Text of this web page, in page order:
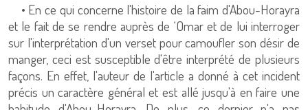
• En ce qui concerne l'histoire de la faim d'Abou-Horayra
et le fait de se rendre auprès de ‘Omar et de lui interroger
sur l'interprétation d'un verset pour camoufler son désir de
manger, ceci est susceptible d'être interprété de plusieurs
façons. En effet, l'auteur de l'article a donné à cet incident
précis un caractère général et est allé jusqu'à en faire une